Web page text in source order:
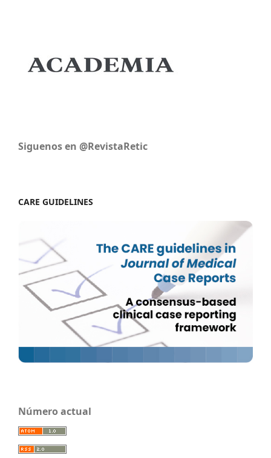
Siguenos en @RevistaRetic
CARE GUIDELINES
Número actual